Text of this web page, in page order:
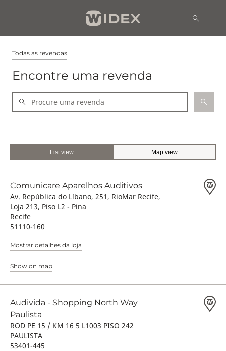
Todas as revendas
Encontre uma revenda
List view Map view
Comunicare Aparelhos Auditivos
Av. República do Líbano, 251, RioMar Recife,
Loja 213, Piso L2 - Pina
Recife
51110-160
Mostrar detalhes da loja
Show on map
Audivida - Shopping North Way
Paulista
ROD PE 15 / KM 16 5 L1003 PISO 242
PAULISTA
53401-445